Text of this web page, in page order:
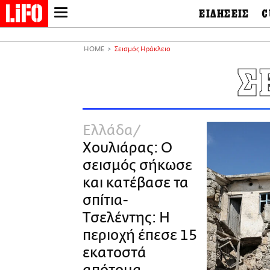
NEWSLETTER
PRINT
ΕΙΔΗΣΕΙΣ
Πολιτισμός
European Lifo
&
HOME Σεισμός Ηράκλειο
Ελλάδα
Χουλιάρας: Ο
σεισμός σήκωσε
και κατέβασε τα
σπίτια-
Τσελέντης: Η
περιοχή έπεσε 15
εκατoστά